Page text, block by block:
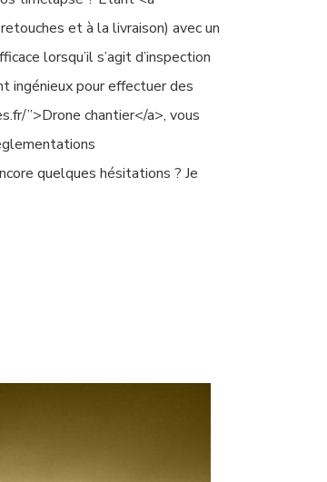
et à la livraison) avec un
lorsqu’il s’agit d’inspection
ingénieux pour effectuer des
”>Drone chantier</a>, vous
quelques hésitations ? Je